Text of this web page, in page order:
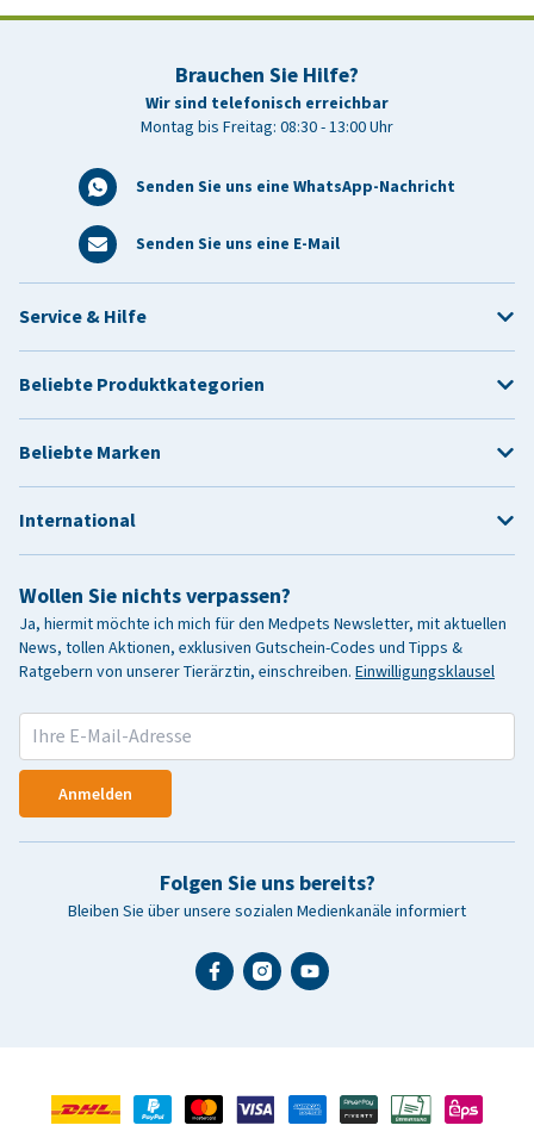
Brauchen Sie Hilfe?
Wir sind telefonisch erreichbar
Montag bis Freitag: 08:30 - 13:00 Uhr
Senden Sie uns eine WhatsApp-Nachricht
Senden Sie uns eine E-Mail
Wollen Sie nichts verpassen?
Ja, hiermit möchte ich mich für den Medpets Newsletter, mit aktuellen
News, tollen Aktionen, exklusiven Gutschein-Codes und Tipps &
Ratgebern von unserer Tierärztin, einschreiben. Einwilligungsklausel
Anmelden
Folgen Sie uns bereits?
Bleiben Sie über unsere sozialen Medienkanäle informiert
Service & Hilfe
Beliebte Produktkategorien
Beliebte Marken
International